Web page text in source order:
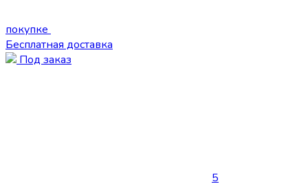
покупке
Бесплатная доставка
Под заказ
5